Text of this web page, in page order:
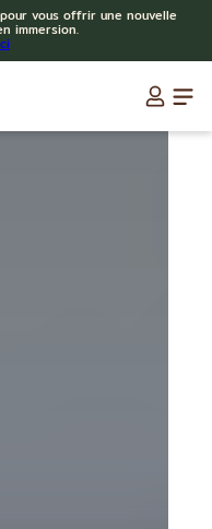
vous offrir une nouvelle
immersion.